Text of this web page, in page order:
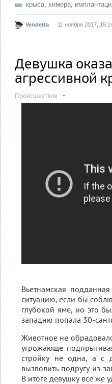
крыса, химера,
Vendetta 11 ноября 2017,
Девушка
агрессивной
Происшествия
Вьетнамская
ситуацию, если бы
глубокой яме, но это
западню попала 30-
Животное не
угрожающе
стройку не одна, а с
вызволить подругу из
В итоге девушку все же